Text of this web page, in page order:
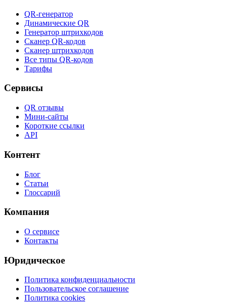
QR-генератор
Динамические QR
Генератор штрихкодов
Сканер QR-кодов
Сканер штрихкодов
Все типы QR-кодов
Тарифы
Сервисы
QR отзывы
Мини-сайты
Короткие ссылки
API
Контент
Блог
Статьи
Глоссарий
Компания
О сервисе
Контакты
Юридическое
Политика конфиденциальности
Пользовательское соглашение
Политика cookies